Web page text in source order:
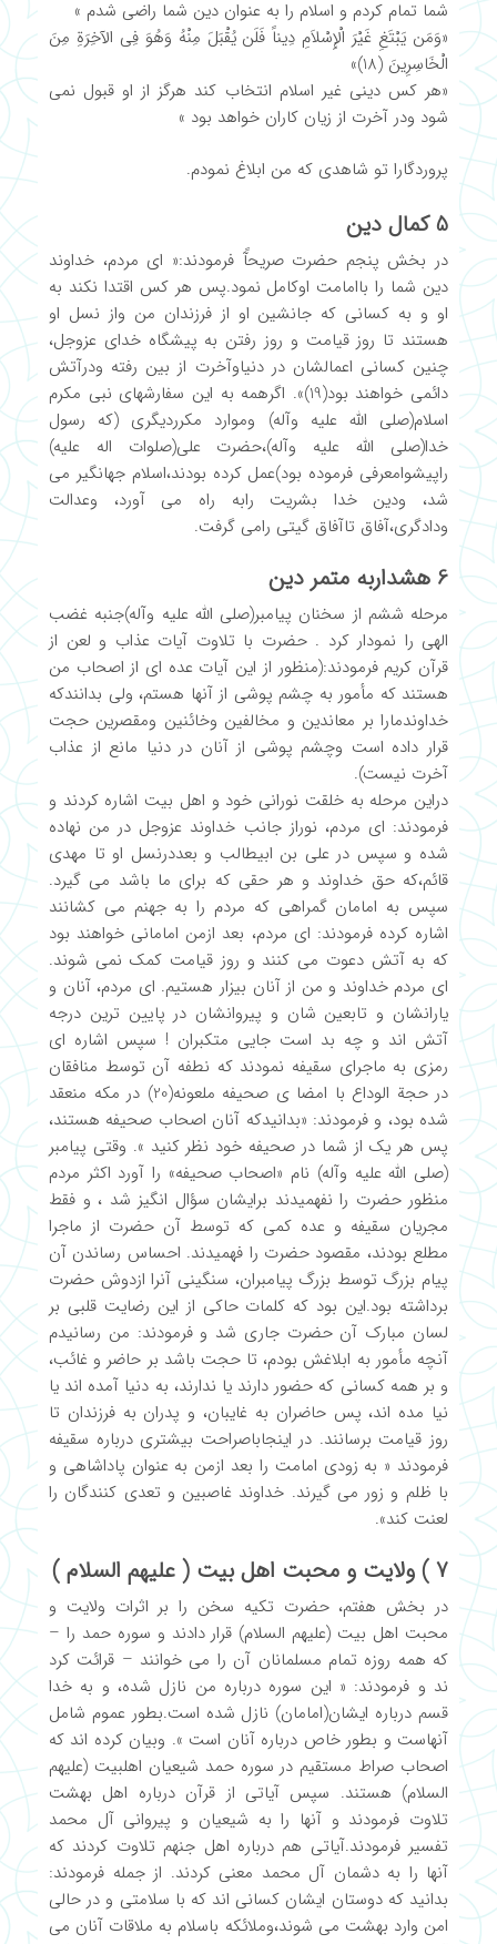
شما تمام کردم و اسلام را به عنوان دین شما راضی شدم »
«وَمَن یَبْتَغِ غَیْرَ الْإِسْلاَمِ دِیناً فَلَن یُقْبَلَ مِنْهُ وَهُوَ فِی الآخِرَةِ مِنَ
الْخَاسِرِینَ (18)»
«هر کس دینی غیر اسلام انتخاب کند هرگز از او قبول نمی
شود ودر آخرت از زیان کاران خواهد بود »
پروردگارا تو شاهدی که من ابلاغ نمودم.
5 کمال دین
در بخش پنجم حضرت صریحآً فرمودند:« ای مردم، خداوند
دین شما را باامامت اوکامل نمود.پس هر کس اقتدا نکند به
او و به کسانی که جانشین او از فرزندان من واز نسل او
هستند تا روز قیامت و روز رفتن به پیشگاه خدای عزوجل،
چنین کسانی اعمالشان در دنیاوآخرت از بین رفته ودرآتش
دائمی خواهند بود(19)». اگرهمه به این سفارشهای نبی مکرم
اسلام(صلی الله علیه وآله) وموارد مکرردیگری (که رسول
خدا(صلی الله علیه وآله)،حضرت علی(صلوات اله علیه)
راپیشوامعرفی فرموده بود)عمل کرده بودند،اسلام جهانگیر می
شد، ودین خدا بشریت رابه راه می آورد، وعدالت
ودادگری،آفاق تاآفاق گیتی رامی گرفت.
6 هشداربه متمر دین
مرحله ششم از سخنان پیامبر(صلی الله علیه وآله)جنبه غضب
الهی را نمودار کرد . حضرت با تلاوت آیات عذاب و لعن از
قرآن کریم فرمودند:(منظور از این آیات عده ای از اصحاب من
هستند که مأمور به چشم پوشی از آنها هستم، ولی بدانندکه
خداوندمارا بر معاندین و مخالفین وخائنین ومقصرین حجت
قرار داده است وچشم پوشی از آنان در دنیا مانع از عذاب
آخرت نیست).
دراین مرحله به خلقت نورانی خود و اهل بیت اشاره کردند و
فرمودند: ای مردم، نوراز جانب خداوند عزوجل در من نهاده
شده و سپس در علی بن ابیطالب و بعددرنسل او تا مهدی
قائم،که حق خداوند و هر حقی که برای ما باشد می گیرد.
سپس به امامان گمراهی که مردم را به جهنم می کشانند
اشاره کرده فرمودند: ای مردم، بعد ازمن امامانی خواهند بود
که به آتش دعوت می کنند و روز قیامت کمک نمی شوند.
ای مردم خداوند و من از آنان بیزار هستیم. ای مردم، آنان و
یارانشان و تابعین شان و پیروانشان در پایین ترین درجه
آتش اند و چه بد است جایی متکبران ! سپس اشاره ای
رمزی به ماجرای سقیفه نمودند که نطفه آن توسط منافقان
در حجة الوداع با امضا ی صحیفه ملعونه(20) در مکه منعقد
شده بود، و فرمودند: «بدانیدکه آنان اصحاب صحیفه هستند،
پس هر یک از شما در صحیفه خود نظر کنید ». وقتی پیامبر
(صلی الله علیه وآله) نام «اصحاب صحیفه» را آورد اکثر مردم
منظور حضرت را نفهمیدند برایشان سؤال انگیز شد ، و فقط
مجریان سقیفه و عده کمی که توسط آن حضرت از ماجرا
مطلع بودند، مقصود حضرت را فهمیدند. احساس رساندن آن
پیام بزرگ توسط بزرگ پیامبران، سنگینی آنرا ازدوش حضرت
برداشته بود.این بود که کلمات حاکی از این رضایت قلبی بر
لسان مبارک آن حضرت جاری شد و فرمودند: من رسانیدم
آنچه مأمور به ابلاغش بودم، تا حجت باشد بر حاضر و غائب،
و بر همه کسانی که حضور دارند یا ندارند، به دنیا آمده اند یا
نیا مده اند، پس حاضران به غایبان، و پدران به فرزندان تا
روز قیامت برسانند. در اینجاباصراحت بیشتری درباره سقیفه
فرمودند « به زودی امامت را بعد ازمن به عنوان پاداشاهی و
با ظلم و زور می گیرند. خداوند غاصبین و تعدی کنندگان را
لعنت کند».
7 ) ولایت و محبت اهل بیت ( علیهم السلام )
در بخش هفتم، حضرت تکیه سخن را بر اثرات ولایت و
محبت اهل بیت (علیهم السلام) قرار دادند و سوره حمد را –
که همه روزه تمام مسلمانان آن را می خوانند – قرائت کرد
ند و فرمودند: « این سوره درباره من نازل شده، و به خدا
قسم درباره ایشان(امامان) نازل شده است.بطور عموم شامل
آنهاست و بطور خاص درباره آنان است ». وبیان کرده اند که
اصحاب صراط مستقیم در سوره حمد شیعیان اهلبیت (علیهم
السلام) هستند. سپس آیاتی از قرآن درباره اهل بهشت
تلاوت فرمودند و آنها را به شیعیان و پیروانی آل محمد
تفسیر فرمودند.آیاتی هم درباره اهل جنهم تلاوت کردند که
آنها را به دشمان آل محمد معنی کردند. از جمله فرمودند:
بدانید که دوستان ایشان کسانی اند که با سلامتی و در حالی
امن وارد بهشت می شوند،وملائکه باسلام به ملاقات آنان می